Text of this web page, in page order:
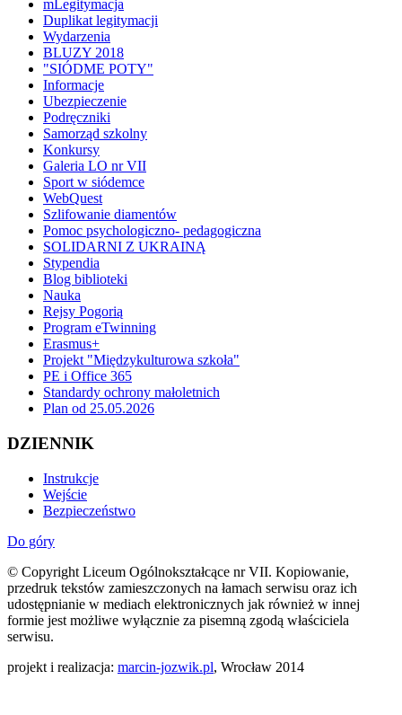
mLegitymacja
Duplikat legitymacji
Wydarzenia
BLUZY 2018
"SIÓDME POTY"
Informacje
Ubezpieczenie
Podręczniki
Samorząd szkolny
Konkursy
Galeria LO nr VII
Sport w siódemce
WebQuest
Szlifowanie diamentów
Pomoc psychologiczno- pedagogiczna
SOLIDARNI Z UKRAINĄ
Stypendia
Blog biblioteki
Nauka
Rejsy Pogorią
Program eTwinning
Erasmus+
Projekt "Międzykulturowa szkoła"
PE i Office 365
Standardy ochrony małoletnich
Plan od 25.05.2026
DZIENNIK
Instrukcje
Wejście
Bezpieczeństwo
Do góry
© Copyright Liceum Ogólnokształcące nr VII. Kopiowanie,
przedruk tekstów zamieszczonych na łamach serwisu oraz ich
udostępnianie w mediach elektronicznych jak również w innej
formie jest możliwe wyłącznie za pisemną zgodą właściciela
serwisu.
projekt i realizacja: marcin-jozwik.pl, Wrocław 2014